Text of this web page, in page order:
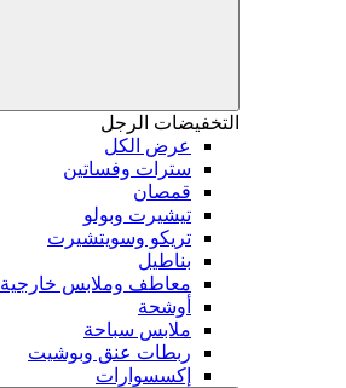
التخفيضات الرجل
عرض الكل
سترات وفساتين
قمصان
تيشيرت وبولو
تريكو وسويتشيرت
بناطيل
معاطف وملابس خارجية
أوشحة
ملابس سباحة
ربطات عنق وبوشيت
إكسسوارات